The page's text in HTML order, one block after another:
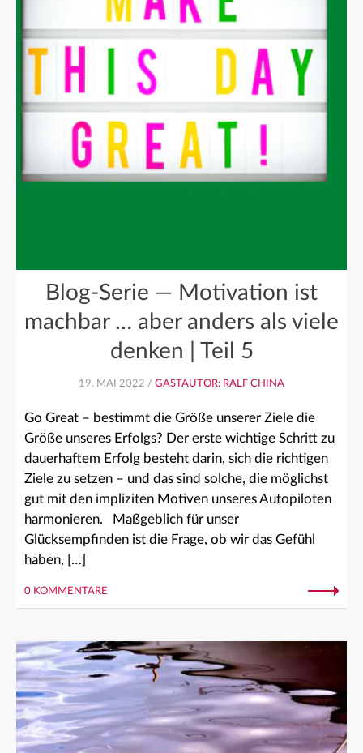
Blog-Serie — Motivation ist
machbar … aber anders als viele
denken | Teil 5
19. MAI 2022 / GASTAUTOR: RALF CHINA
Go Great – bestimmt die Größe unserer Ziele die
Größe unseres Erfolgs? Der erste wichtige Schritt zu
dauerhaftem Erfolg besteht darin, sich die richtigen
Ziele zu setzen – und das sind solche, die möglichst
gut mit den impliziten Motiven unseres Autopiloten
harmonieren. Maßgeblich für unser
Glücksempfinden ist die Frage, ob wir das Gefühl
haben, […]
0 KOMMENTARE